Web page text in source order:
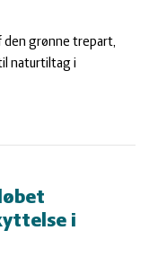
den grønne trepart,
naturtiltag i
i